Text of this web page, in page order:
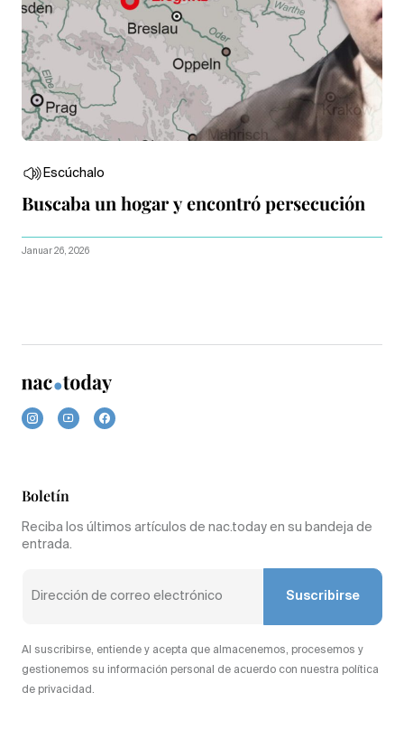
Escúchalo
Buscaba un hogar y encontró persecución
Januar 26, 2026
Boletín
Reciba los últimos artículos de nac.today en su bandeja de
entrada.
Suscribirse
Al suscribirse, entiende y acepta que almacenemos, procesemos y
gestionemos su información personal de acuerdo con nuestra política
de privacidad.